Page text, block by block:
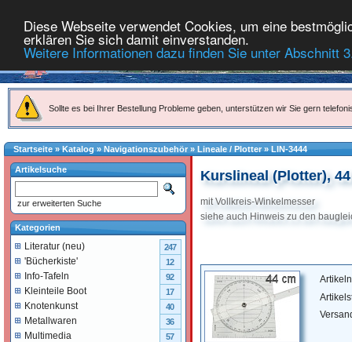
Diese Webseite verwendet Cookies, um eine
erklären Sie sich damit einverstanden.
Weitere Informationen dazu finden Sie unter Abschnitt
Sollte es bei Ihrer Bestellung Probleme geben, unterstützen wir Sie gern
Startseite»Katalog » Navigationszubehör » Lineale / Plotter » LIN-3444
Kurslineal (Plotter),
mit Vollkreis-Winkelmesser
siehe auch Hinweis zu den
Artikelsuche
zur erweiterten Suche
Kategorien
Literatur (neu) 247
'Bücherkiste' 12
Info-Tafeln 92
Kleinteile Boot 17
Knotenkunst 40
Metallwaren 36
Multimedia 57